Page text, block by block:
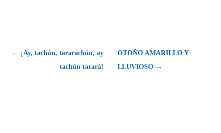
← ¡Ay, tachún, tararachún, ay
tachún tarará!
OTOÑO AMARILLO Y
LLUVIOSO →